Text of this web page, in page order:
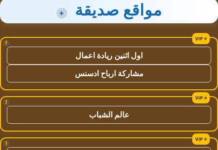
مواقع صديقة +
!
اول اثنين ريادة اعمال
مشاركة ارباح ادسنس
!
عالم الشباب
!